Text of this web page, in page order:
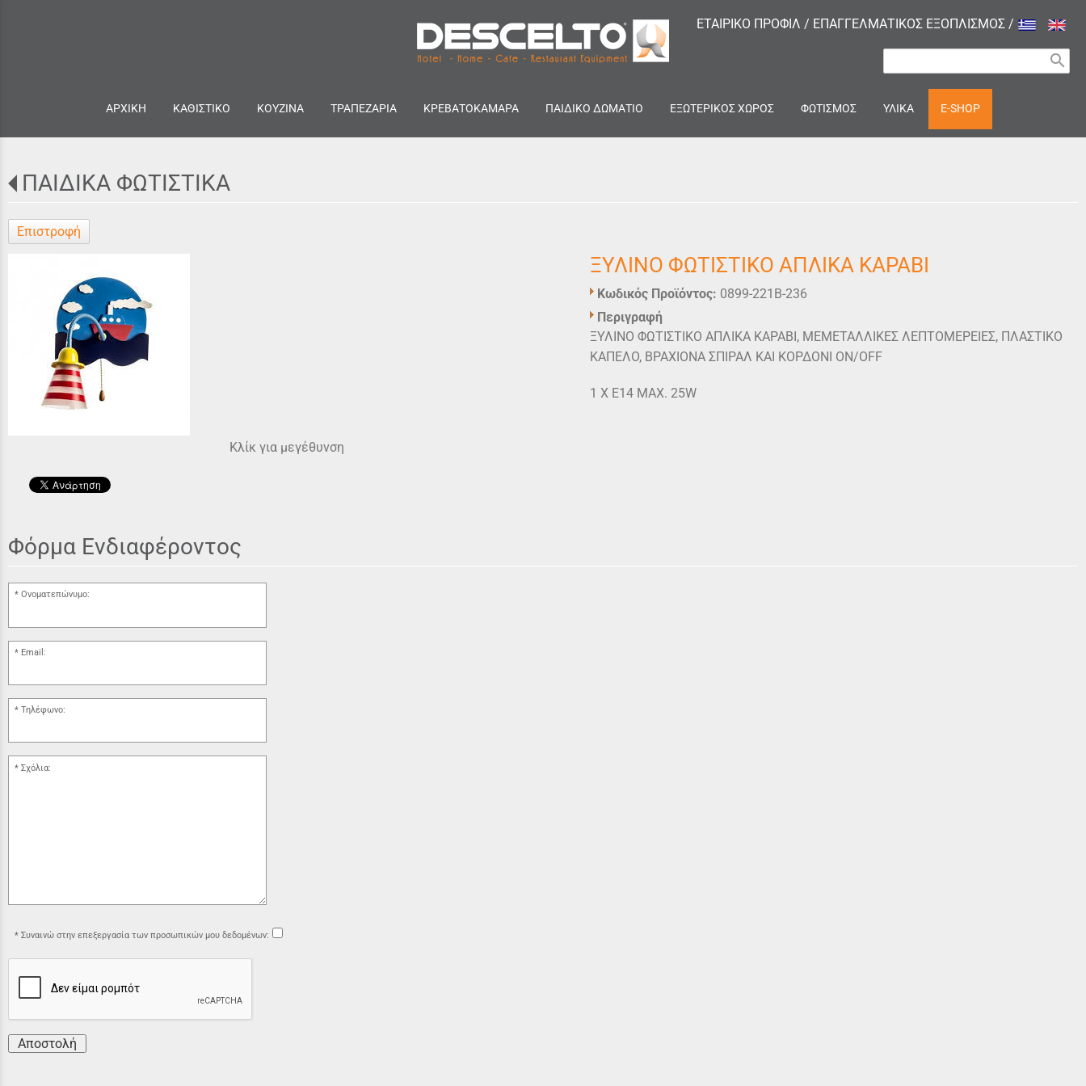
ΕΤΑΙΡΙΚΟ ΠΡΟΦΙΛ / ΕΠΑΓΓΕΛΜΑΤΙΚΟΣ ΕΞΟΠΛΙΣΜΟΣ /
search
ΑΡΧΙΚΗ ΚΑΘΙΣΤΙΚΟ ΚΟΥΖΙΝΑ ΤΡΑΠΕΖΑΡΙΑ ΚΡΕΒΑΤΟΚΑΜΑΡΑ ΠΑΙΔΙΚΟ ΔΩΜΑΤΙΟ ΕΞΩΤΕΡΙΚΟΣ ΧΩΡΟΣ ΦΩΤΙΣΜΟΣ ΥΛΙΚΑ E-SHOP
ΠΑΙΔΙΚΑ ΦΩΤΙΣΤΙΚΑ
Επιστροφή
Κλίκ για μεγέθυνση
ΞΥΛΙΝΟ ΦΩΤΙΣΤΙΚΟ ΑΠΛΙΚΑ ΚΑΡΑΒΙ
Κωδικός Προϊόντος: 0899-221B-236
Περιγραφή
ΞΥΛΙΝΟ ΦΩΤΙΣΤΙΚΟ ΑΠΛΙΚΑ ΚΑΡΑΒΙ, MEΜΕΤΑΛΛΙΚΕΣ ΛΕΠΤΟΜΕΡΕΙΕΣ, ΠΛΑΣΤΙΚΟ
ΚΑΠΕΛΟ, ΒΡΑΧΙΟΝΑ ΣΠΙΡΑΛ ΚΑΙ ΚΟΡΔΟΝΙ ON/OFF
1 X E14 MAX. 25W
Φόρμα Ενδιαφέροντος
Ονοματεπώνυμο:
Email:
Τηλέφωνο:
Σχόλια:
Συναινώ στην επεξεργασία των προσωπικών μου δεδομένων:
Αποστολή